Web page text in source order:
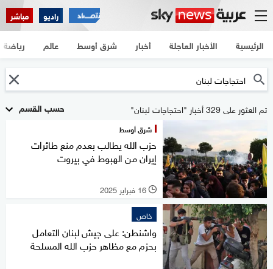
راديو مباشر
الرئيسية الأخبار العاجلة أخبار شرق أوسط عالم رياضة
حسب القسم تم العثور على 329 أخبار "احتجاجات لبنان"
شرق أوسط
حزب الله يطالب بعدم منع طائرات
إيران من الهبوط في بيروت
l 16 فبراير 2025
خاص
واشنطن: على جيش لبنان التعامل
بحزم مع مظاهر حزب الله المسلحة